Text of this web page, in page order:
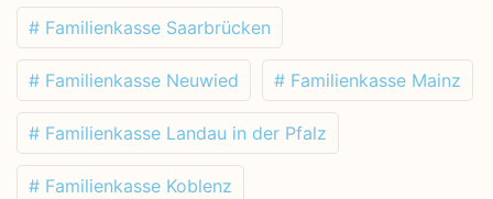
# Familienkasse Saarbrücken
# Familienkasse Neuwied # Familienkasse Mainz
# Familienkasse Landau in der Pfalz
# Familienkasse Koblenz